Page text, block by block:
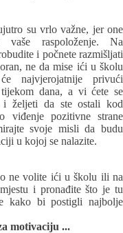
su vrlo važne, jer one
vaše raspoloženje. Na
i počnete razmišljati
ne da mise ići u školu
najvjerojatnije privući
dana, a vi ćete se
i željeti da ste ostali kod
viđenje pozitivne strane
svoje misli da budu
u kojoj se nalazite.
ne volite ići u školu ili na
i pronađite što je tu
kako bi postigli najbolje
motivaciju ...